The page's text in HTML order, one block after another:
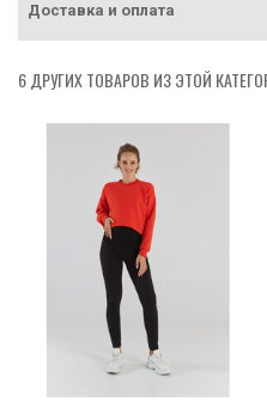
Доставка и оплата
6 ДРУГИХ ТОВАРОВ ИЗ ЭТОЙ